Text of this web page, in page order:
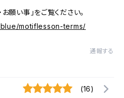
願い事」をご覧ください。
motiflesson-terms/
通報する
(16)